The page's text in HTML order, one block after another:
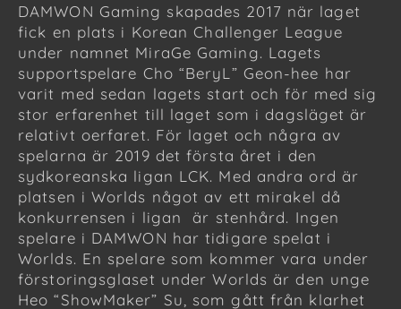
DAMWON Gaming skapades 2017 när laget
fick en plats i Korean Challenger League
under namnet MiraGe Gaming. Lagets
supportspelare Cho “BeryL” Geon-hee har
varit med sedan lagets start och för med sig
stor erfarenhet till laget som i dagsläget är
relativt oerfaret. För laget och några av
spelarna är 2019 det första året i den
sydkoreanska ligan LCK. Med andra ord är
platsen i Worlds något av ett mirakel då
konkurrensen i ligan är stenhård. Ingen
spelare i DAMWON har tidigare spelat i
Worlds. En spelare som kommer vara under
förstoringsglaset under Worlds är den unge
Heo “ShowMaker” Su, som gått från klarhet